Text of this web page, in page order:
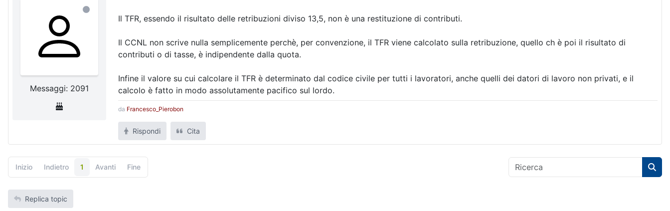
Messaggi: 2091
Il TFR, essendo il risultato delle retribuzioni diviso 13,5, non è una restituzione di contributi.
Il CCNL non scrive nulla semplicemente perchè, per convenzione, il TFR viene calcolato sulla retribuzione, quello ch è poi il risultato di
contributi o di tasse, è indipendente dalla quota.
Infine il valore su cui calcolare il TFR è determinato dal codice civile per tutti i lavoratori, anche quelli dei datori di lavoro non privati, e il
calcolo è fatto in modo assolutamente pacifico sul lordo.
da Francesco_Pierobon
Rispondi Cita
Inizio Indietro 1 Avanti Fine
Replica topic